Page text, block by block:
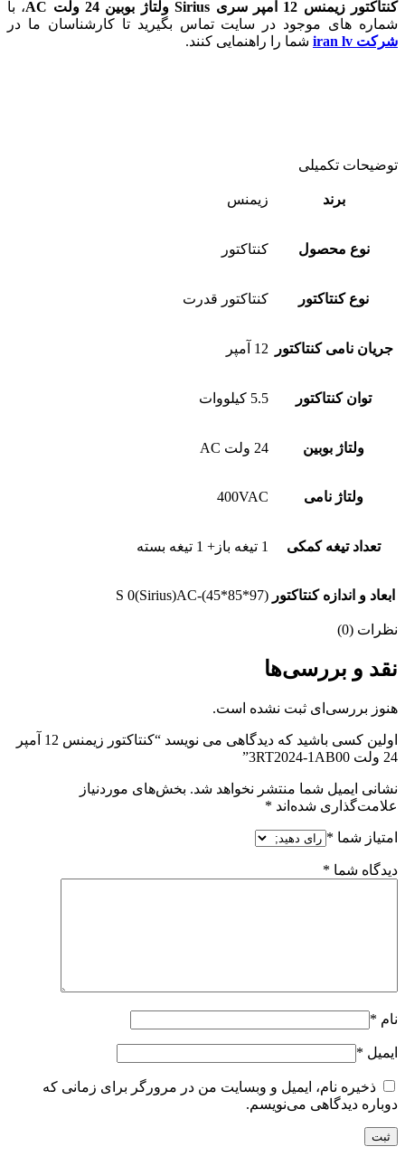
کنتاکتور زیمنس 12 آمپر سری Sirius ولتاژ بوبین 24 ولت AC
، با
شماره های موجود در سایت تماس بگیرید تا کارشناسان ما در
شرکت iran lv
شما را راهنمایی کنند.
توضیحات تکمیلی
برند زیمنس
نوع محصول کنتاکتور
نوع کنتاکتور کنتاکتور قدرت
جریان نامی کنتاکتور 12 آمپر
توان کنتاکتور 5.5 کیلووات
ولتاژ بوبین 24 ولت AC
ولتاژ نامی 400VAC
تعداد تیغه کمکی 1 تیغه باز+ 1 تیغه بسته
ابعاد و اندازه کنتاکتور S 0(Sirius)AC-(45*85*97)
نظرات (0)
نقد و بررسی‌ها
هنوز بررسی‌ای ثبت نشده است.
اولین کسی باشید که دیدگاهی می نویسد “کنتاکتور زیمنس 12 آمپر
24 ولت 3RT2024-1AB00”
نشانی ایمیل شما منتشر نخواهد شد. بخش‌های موردنیاز
علامت‌گذاری شده‌اند *
امتیاز شما *
دیدگاه شما *
نام *
ایمیل *
ذخیره نام، ایمیل و وبسایت من در مرورگر برای زمانی که
دوباره دیدگاهی می‌نویسم.